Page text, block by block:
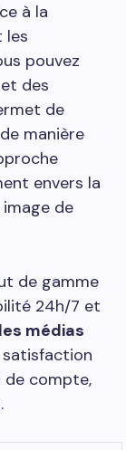
à la
les
pouvez
des
de
manière
envers la
de
de gamme
24h/7 et
médias
satisfaction
de compte,